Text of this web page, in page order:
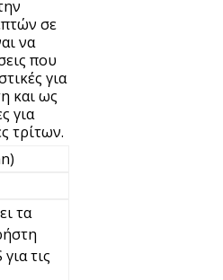
σε
να
που
για
και ως
για
τρίτων.
τα
τις